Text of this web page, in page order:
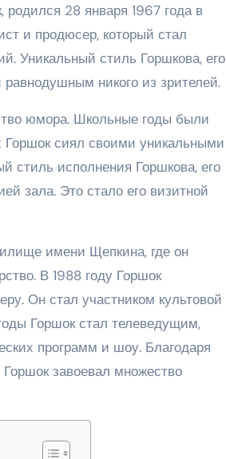
родился 28 января 1967 года в
и продюсер, который стал
Уникальный стиль Горшкова, его
никого из зрителей.
юмора. Школьные годы были
Горшок сиял своими уникальными
стиль исполнения Горшкова, его
зала. Это стало его визитной
имени Щепкина, где он
В 1988 году Горшок
Он стал участником культовой
Горшок стал телеведущим,
программ и шоу. Благодаря
завоевал множество